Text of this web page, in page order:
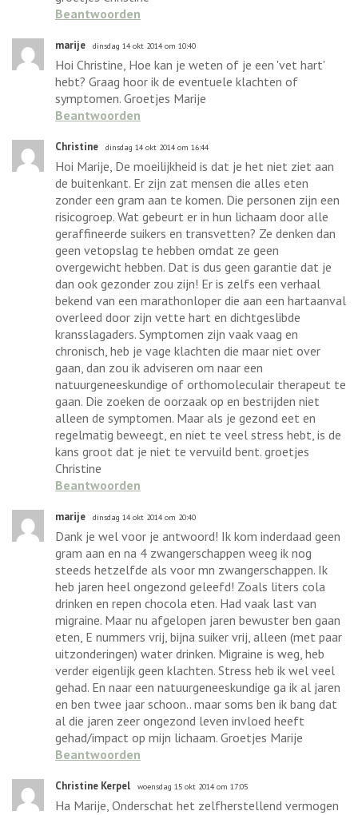
Beantwoorden
marije dinsdag 14 okt 2014 om 10:40
Hoi Christine, Hoe kan je weten of je een 'vet hart'
hebt? Graag hoor ik de eventuele klachten of
symptomen. Groetjes Marije
Beantwoorden
Christine dinsdag 14 okt 2014 om 16:44
Hoi Marije, De moeilijkheid is dat je het niet ziet aan
de buitenkant. Er zijn zat mensen die alles eten
zonder een gram aan te komen. Die personen zijn een
risicogroep. Wat gebeurt er in hun lichaam door alle
geraffineerde suikers en transvetten? Ze denken dan
geen vetopslag te hebben omdat ze geen
overgewicht hebben. Dat is dus geen garantie dat je
dan ook gezonder zou zijn! Er is zelfs een verhaal
bekend van een marathonloper die aan een hartaanval
overleed door zijn vette hart en dichtgeslibde
kransslagaders. Symptomen zijn vaak vaag en
chronisch, heb je vage klachten die maar niet over
gaan, dan zou ik adviseren om naar een
natuurgeneeskundige of orthomoleculair therapeut te
gaan. Die zoeken de oorzaak op en bestrijden niet
alleen de symptomen. Maar als je gezond eet en
regelmatig beweegt, en niet te veel stress hebt, is de
kans groot dat je niet te vervuild bent. groetjes
Christine
Beantwoorden
marije dinsdag 14 okt 2014 om 20:40
Dank je wel voor je antwoord! Ik kom inderdaad geen
gram aan en na 4 zwangerschappen weeg ik nog
steeds hetzelfde als voor mn zwangerschappen. Ik
heb jaren heel ongezond geleefd! Zoals liters cola
drinken en repen chocola eten. Had vaak last van
migraine. Maar nu afgelopen jaren bewuster ben gaan
eten, E nummers vrij, bijna suiker vrij, alleen (met paar
uitzonderingen) water drinken. Migraine is weg, heb
verder eigenlijk geen klachten. Stress heb ik wel veel
gehad. En naar een natuurgeneeskundige ga ik al jaren
en ben twee jaar schoon.. maar soms ben ik bang dat
al die jaren zeer ongezond leven invloed heeft
gehad/impact op mijn lichaam. Groetjes Marije
Beantwoorden
Christine Kerpel woensdag 15 okt 2014 om 17:05
Ha Marije, Onderschat het zelfherstellend vermogen